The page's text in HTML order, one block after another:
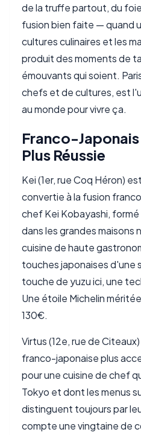
de la truffe partout, du foie
fusion bien faite — quand
cultures culinaires et les
produit des moments de
émouvants qui soient.
chefs et de cultures, est
au monde pour vivre ça.
Franco-Japonais
Plus Réussie
Kei (1er, rue Coq Héron)
convertie à la fusion
chef Kei Kobayashi, formé
dans les grandes maisons
cuisine de haute
touches japonaises d'une
touche de yuzu ici, une
Une étoile Michelin
130€.
Virtus (12e, rue de
franco-japonaise plus
pour une cuisine de chef
Tokyo et dont les menus
distinguent toujours par
compte une vingtaine de